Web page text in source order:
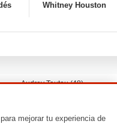
Whitney Houston
Audrey Tautou (48)
The Edge (65)
mejorar tu experiencia de